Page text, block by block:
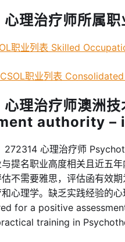
理治疗师所属
职业列表 Skilled
职业列表
理治疗师澳洲
authority –
272314 心理治疗师
提名职业高度相关且近五
不需要雅思，评估函有效
心理学。缺乏实践经验的
for a positive
training in